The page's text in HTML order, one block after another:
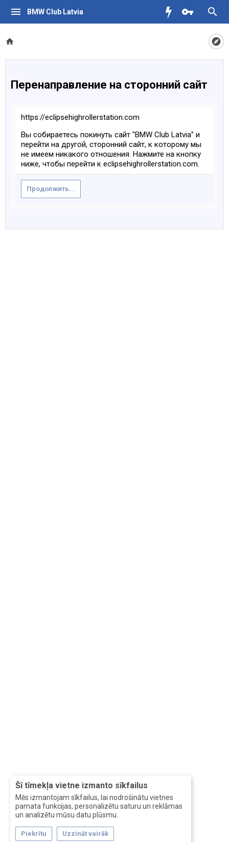
BMW Club Latvia
Šī tīmekļa vietne izmanto sīkfailus
Mēs izmantojam sīkfailus, lai nodrošinātu vietnes
pamata funkcijas, personalizētu saturu un reklāmas
un analizētu mūsu datu plūsmu.
Piekrītu Uzzināt vairāk
Перенаправление на сторонний сайт
https://eclipsehighrollerstation.com
Вы собираетесь покинуть сайт "BMW Club Latvia" и
перейти на другой, сторонний сайт, к которому мы
не имеем никакого отношения. Нажмите на кнопку
ниже, чтобы перейти к eclipsehighrollerstation.com.
Продолжить...